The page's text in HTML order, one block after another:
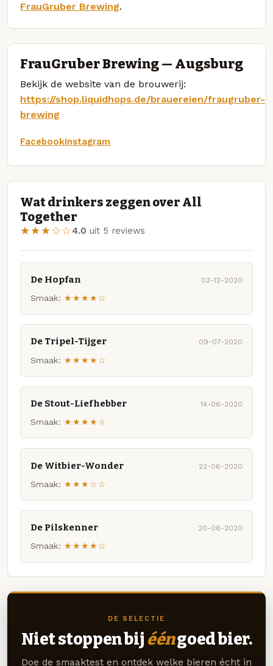
FrauGruber Brewing.
FrauGruber Brewing — Augsburg
Bekijk de website van de brouwerij:
https://shop.liquidhops.de/brauereien/fraugruber-
brewing
FacebookInstagram
Wat drinkers zeggen over All
Together
★★★☆☆4.0 uit 5 reviews
De Hopfan 03-12-2020
Smaak: ★★★★☆
De Tripel-Tijger 09-07-2020
Smaak: ★★★★☆
De Stout-Liefhebber 14-06-2020
Smaak: ★★★★☆
De Witbier-Wonder 22-06-2020
Smaak: ★★★☆☆
De Pilskenner 20-06-2020
Smaak: ★★★★☆
DE SELECTIE
Niet stoppen bij ééngoed bier.
Doe de smaaktest en ontdek welke bieren écht in